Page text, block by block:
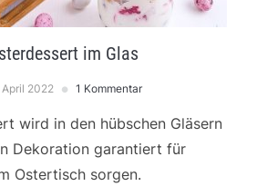
im Glas
April 2022 1 Kommentar
wird in den hübschen Gläsern
Dekoration garantiert für
Ostertisch sorgen.